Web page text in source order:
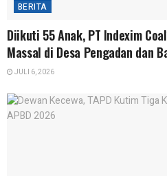
BERITA
Diikuti 55 Anak, PT Indexim
Massal di Desa Pengadan dan
JULI 6, 2026